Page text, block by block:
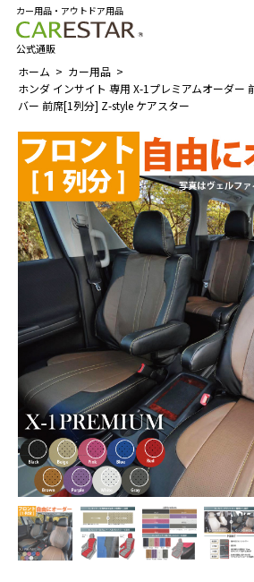
カー用品・アウトドア用品
公式通販
ホーム
カー用品
ホンダ インサイト 専用 X-1プレミアムオーダー
バー 前席[1列分] Z-style ケアスター